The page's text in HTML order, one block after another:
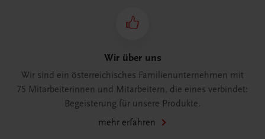
Wir über uns
Wir sind ein österreichisches Familienunternehmen mit
75 Mitarbeiterinnen und Mitarbeitern, die eines verbindet:
Begeisterung für unsere Produkte.
mehr erfahren